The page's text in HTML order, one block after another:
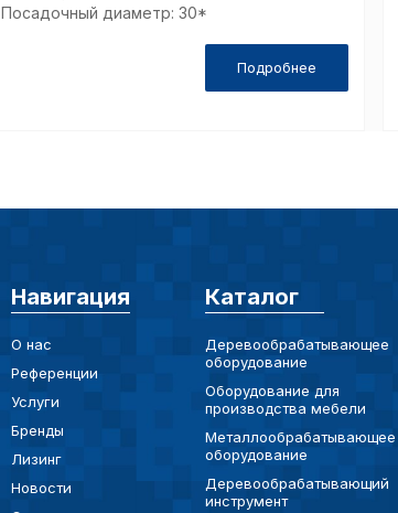
Посадочный диаметр: 30*
Подробнее
Навигация
О нас
Референции
Услуги
Бренды
Лизинг
Новости
Каталог
Деревообрабатывающее
оборудование
Оборудование для
производства мебели
Металлообрабатывающее
оборудование
Деревообрабатывающий
инструмент